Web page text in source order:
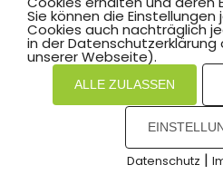
Alter von 18
Alter bis
99
Harkortschule
Keine Angabe
Sie können die
Cookies auch nachträglich
in der
unserer Webseite).
ALLE ZULASSEN
Datenschutz |